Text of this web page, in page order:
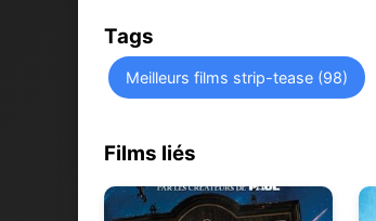
Tags
Meilleurs films strip-tease (98)
Films liés